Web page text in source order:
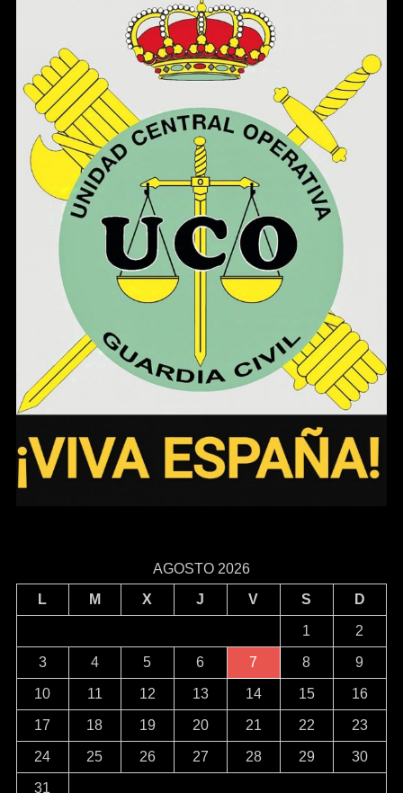
AGOSTO 2026
L
M X J V S D
1 2
3 4 5 6 7 8 9
10 11 12 13 14 15 16
17 18 19 20 21 22 23
24 25 26 27 28 29 30
31